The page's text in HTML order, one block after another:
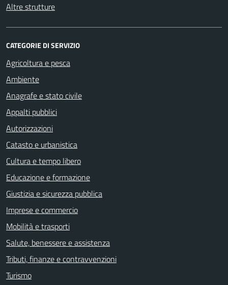
Altre strutture
CATEGORIE DI SERVIZIO
Agricoltura e pesca
Ambiente
Anagrafe e stato civile
Appalti pubblici
Autorizzazioni
Catasto e urbanistica
Cultura e tempo libero
Educazione e formazione
Giustizia e sicurezza pubblica
Imprese e commercio
Mobilità e trasporti
Salute, benessere e assistenza
Tributi, finanze e contravvenzioni
Turismo